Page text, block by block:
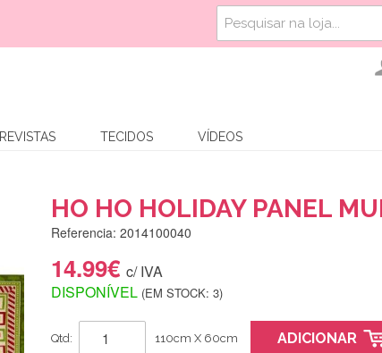
REVISTAS TECIDOS VÍDEOS
HO HO HOLIDAY PANEL
Referencia: 2014100040
14.99€ c/ IVA
DISPONÍVEL (EM STOCK: 3)
Qtd: 110cm X 60cm ADICIONAR